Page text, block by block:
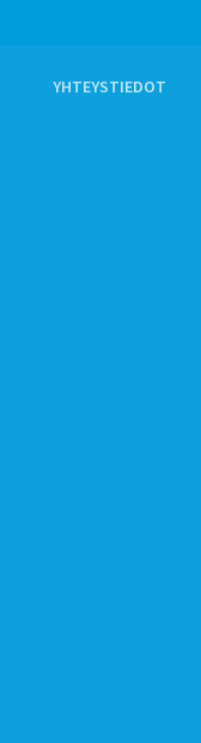
YHTEYSTIEDOT